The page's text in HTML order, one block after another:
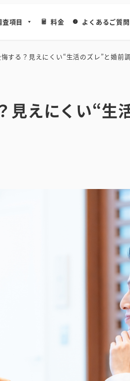
査項目 料金 よくあるご質問
する？見えにくい“生活のズレ”と婚前
見えにくい“生